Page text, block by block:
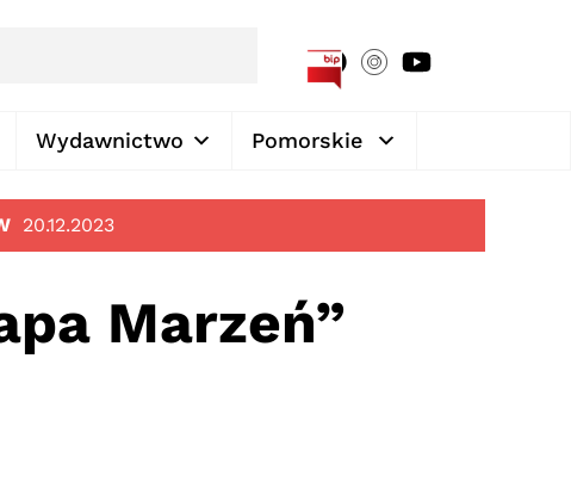
Wydawnictwo Pomorskie
20.12.2023
Marzeń”